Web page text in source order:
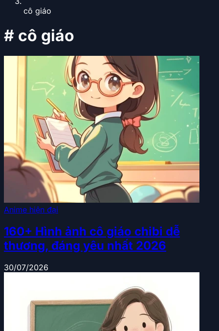
cô giáo
# cô giáo
Anime hiện đại
160+ Hình ảnh cô giáo chibi dễ
thương, đáng yêu nhất 2026
30/07/2026